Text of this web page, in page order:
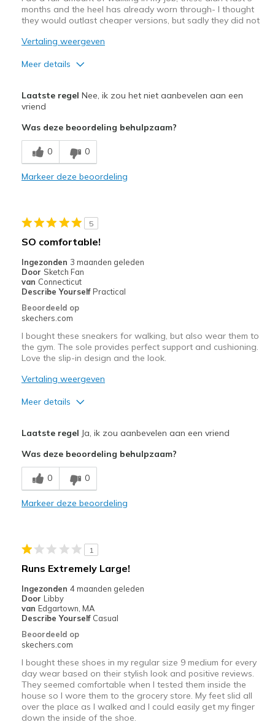
months and the heel has already worn through- I thought
they would outlast cheaper versions, but sadly they did not
Vertaling weergeven
Meer details
Attractive Design
Stylish
Minpunten
Poor Quality
Beste toepassingen
Casual Wear
Sizing
Feels full size too big
View On Shoes
Laatste regel Nee, ik zou het niet aanbevelen aan een
vriend
Was deze beoordeling behulpzaam?
0 0
Markeer deze beoordeling
5
SO comfortable!
Ingezonden 3 maanden geleden
Door Sketch Fan
van Connecticut
Describe Yourself Practical
Beoordeeld op
skechers.com
I bought these sneakers for walking, but also wear them to
the gym. The sole provides perfect support and cushioning.
Love the slip-in design and the look.
Vertaling weergeven
Meer details
Breathe Well
Comfortable
Casual Wear
Width
Sizing
Feels true to size
View On Shoes
Laatste regel Ja, ik zou aanbevelen aan een vriend
Was deze beoordeling behulpzaam?
0 0
Markeer deze beoordeling
1
Runs Extremely Large!
Ingezonden 4 maanden geleden
Door Libby
van Edgartown, MA
Describe Yourself Casual
Beoordeeld op
skechers.com
I bought these shoes in my regular size 9 medium for every
day wear based on their stylish look and positive reviews.
They seemed comfortable when I tested them inside the
house so I wore them to the grocery store. My feet slid all
over the place as I walked and I could easily get my finger
down the inside of the shoe.